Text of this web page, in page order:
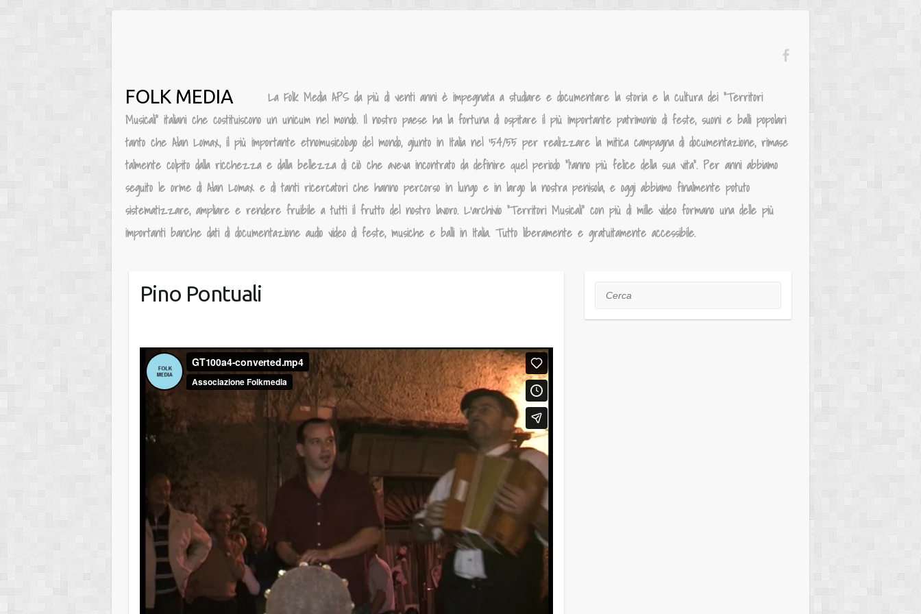
Salta
FOLK MEDIA
La Folk Media APS da più di venti anni è impegnata a studiare e documentare la storia e la cultura dei “Territori
Musicali” italiani che costituiscono un unicum nel mondo. Il nostro paese ha la fortuna di ospitare il più importante patrimonio di feste, suoni e balli popolari
tanto che Alan Lomax, il più importante etnomusicologo del mondo, giunto in Italia nel ‘54/55 per realizzare la mitica campagna di documentazione, rimase
talmente colpito dalla ricchezza e dalla bellezza di ciò che aveva incontrato da definire quel periodo “l’anno più felice della sua vita”. Per anni abbiamo
seguito le orme di Alan Lomax e di tanti ricercatori che hanno percorso in lungo e in largo la nostra penisola, e oggi abbiamo finalmente potuto
sistematizzare, ampliare e rendere fruibile a tutti il frutto del nostro lavoro. L’archivio “Territori Musicali” con più di mille video formano una delle più
importanti banche dati di documentazione audio video di feste, musiche e balli in Italia. Tutto liberamente e gratuitamente accessibile.
Pino Pontuali Cerca